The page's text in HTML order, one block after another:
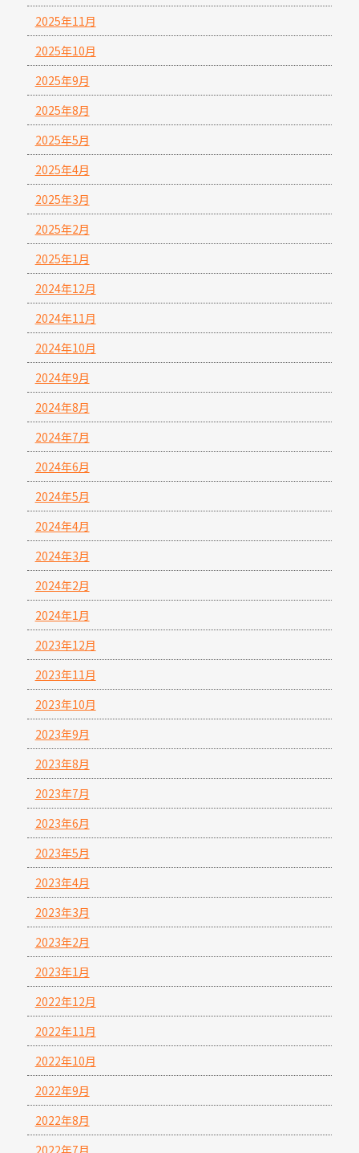
2025年11月
2025年10月
2025年9月
2025年8月
2025年5月
2025年4月
2025年3月
2025年2月
2025年1月
2024年12月
2024年11月
2024年10月
2024年9月
2024年8月
2024年7月
2024年6月
2024年5月
2024年4月
2024年3月
2024年2月
2024年1月
2023年12月
2023年11月
2023年10月
2023年9月
2023年8月
2023年7月
2023年6月
2023年5月
2023年4月
2023年3月
2023年2月
2023年1月
2022年12月
2022年11月
2022年10月
2022年9月
2022年8月
2022年7月